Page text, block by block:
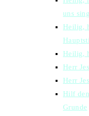
uns
Heilig,
Heilig,
Herr
Herr
Hilf
Grunde